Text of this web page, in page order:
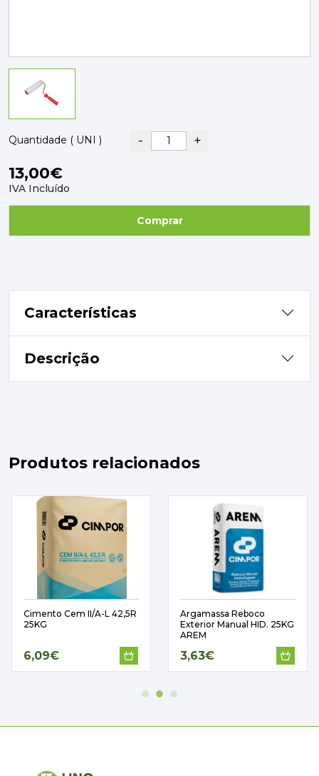
DYRUP
SKIL
Quantidade ( UNI ) - +
13,00€
IVA Incluído
Comprar
Características
Descrição
Produtos relacionados
Cimento Cem II/A-L 42,5R
25KG
6,09€
Argamassa Reboco
Exterior Manual HID. 25KG
AREM
3,63€